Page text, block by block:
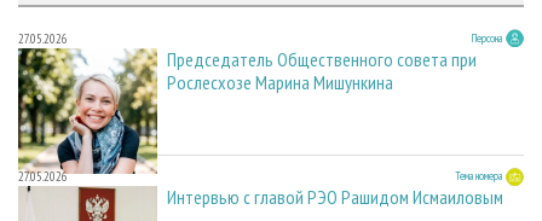
27.05.2026 Персона
Председатель Общественного совета при
Рослесхозе Марина Мишункина
27.05.2026 Тема номера
Интервью с главой РЭО Рашидом Исмаиловым